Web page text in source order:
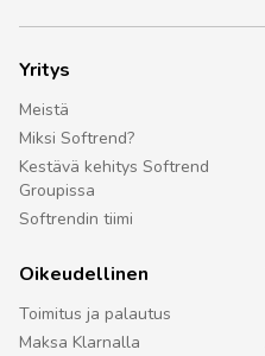
Yritys
Meistä
Miksi Softrend?
Kestävä kehitys Softrend
Groupissa
Softrendin tiimi
Oikeudellinen
Toimitus ja palautus
Maksa Klarnalla